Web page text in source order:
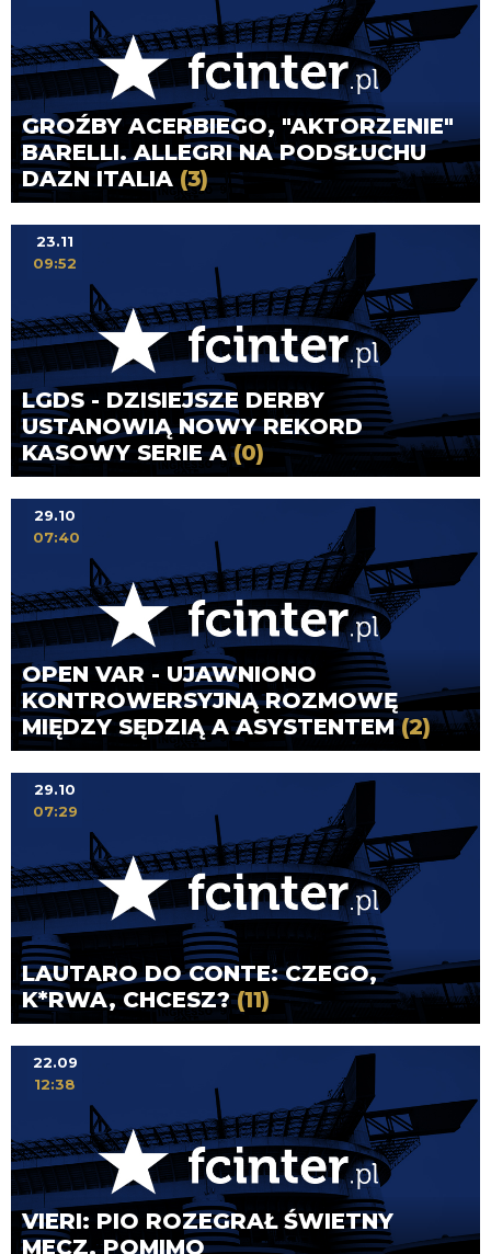
GROŹBY ACERBIEGO, "AKTORZENIE"
BARELLI. ALLEGRI NA PODSŁUCHU
DAZN ITALIA (3)
LGDS - DZISIEJSZE DERBY
USTANOWIĄ NOWY REKORD
KASOWY SERIE A(0)
23.11
09:52
OPEN VAR - UJAWNIONO
KONTROWERSYJNĄ ROZMOWĘ
MIĘDZY SĘDZIĄ A ASYSTENTEM(2)
29.10
07:40
LAUTARO DO CONTE: CZEGO,
K*RWA, CHCESZ?(11)
29.10
07:29
VIERI: PIO ROZEGRAŁ ŚWIETNY
MECZ, POMIMO
22.09
12:38